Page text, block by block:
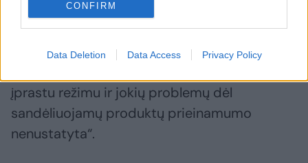
CONFIRM
Data Deletion Data Access Privacy Policy
kompiuterinės įrangos, atitinkančios
aukščiausius reikalavimus“. Kartu Pramonės ir
prekybos ministerija pabrėžė, kad „nemato
įprastu režimu ir jokių problemų dėl
sandėliuojamų produktų prieinamumo
nenustatyta“.